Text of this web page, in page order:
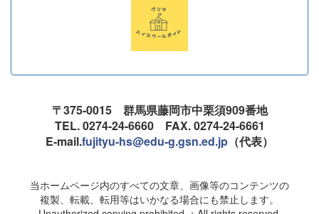
〒375-0015 群馬県藤岡市中栗須909番地
TEL. 0274-24-6660 FAX. 0274-24-6661
E-mail.fujityu-hs@edu-g.gsn.ed.jp （代表）
当ホームページ内のすべての文章、画像等のコンテンツの
複製、転載、転用等はいかなる場合にも禁止します。